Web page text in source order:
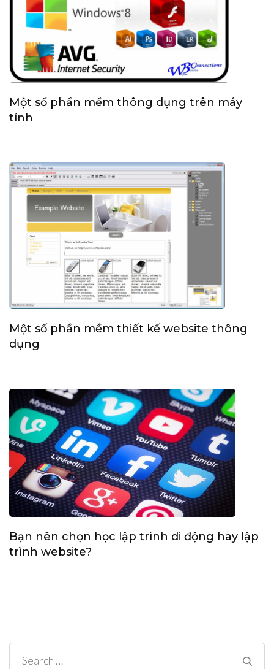
Một số phần mềm thông dụng trên máy
tính
Một số phần mềm thiết kế website thông
dụng
Bạn nên chọn học lập trình di động hay lập
trình website?
Search